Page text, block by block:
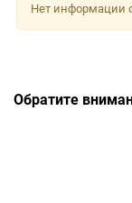
Нет информации
Обратите